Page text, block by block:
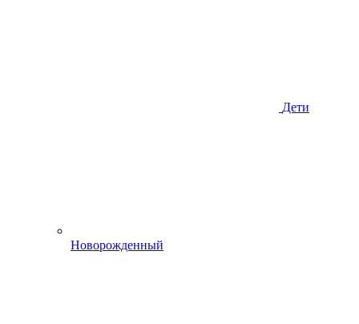
Дети
Новорожденный